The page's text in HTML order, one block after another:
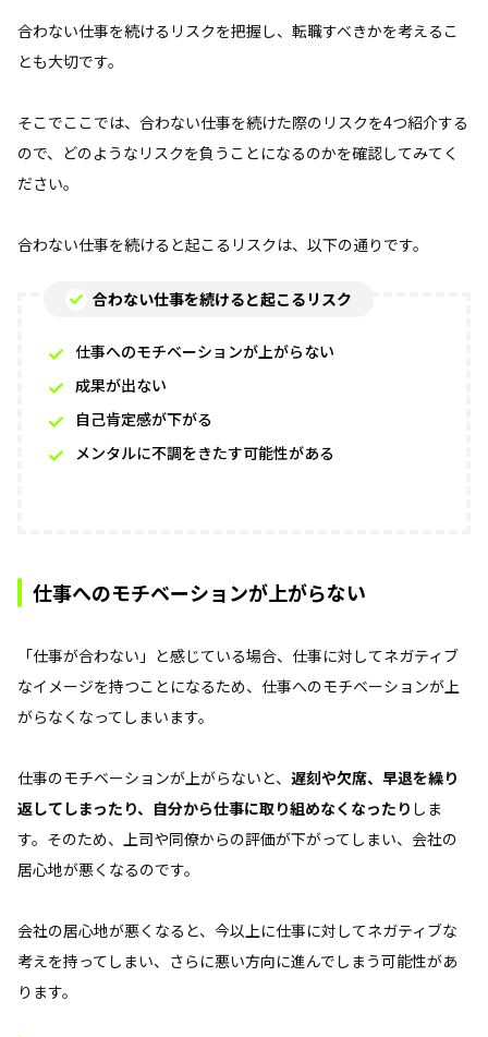
合わない仕事を続けるリスクを把握し、転職すべきかを考えるこ
とも大切です。
そこでここでは、合わない仕事を続けた際のリスクを4つ紹介する
ので、どのようなリスクを負うことになるのかを確認してみてく
ださい。
合わない仕事を続けると起こるリスクは、以下の通りです。
合わない仕事を続けると起こるリスク
仕事へのモチベーションが上がらない
成果が出ない
自己肯定感が下がる
メンタルに不調をきたす可能性がある
仕事へのモチベーションが上がらない
「仕事が合わない」と感じている場合、仕事に対してネガティブ
なイメージを持つことになるため、仕事へのモチベーションが上
がらなくなってしまいます。
仕事のモチベーションが上がらないと、 遅刻や欠席、早退を繰り
返してしまったり、自分から仕事に取り組めなくなったり しま
す。そのため、上司や同僚からの評価が下がってしまい、会社の
居心地が悪くなるのです。
会社の居心地が悪くなると、今以上に仕事に対してネガティブな
考えを持ってしまい、さらに悪い方向に進んでしまう可能性があ
ります。